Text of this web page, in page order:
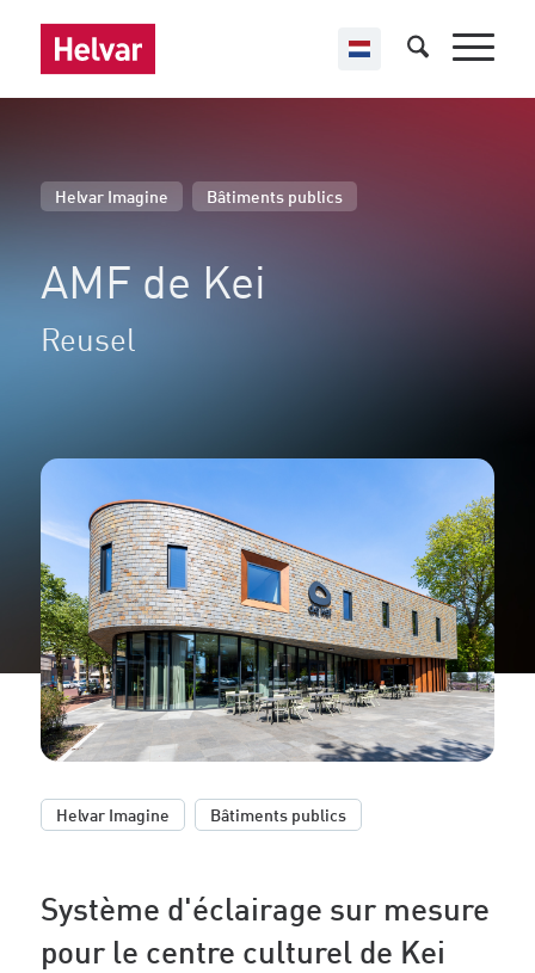
Helvar Imagine Bâtiments publics
AMF de Kei
Reusel
Helvar Imagine Bâtiments publics
Système d'éclairage sur mesure
pour le centre culturel de Kei